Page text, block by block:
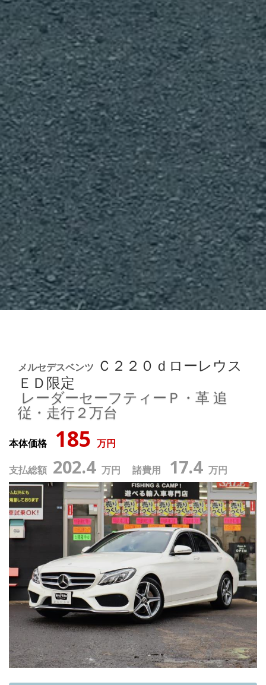
メルセデスベンツ Ｃ２２０ｄローレウス
ＥＤ限定
レーダーセーフティーＰ・革 追
従・走行２万台
本体価格 185 万円
支払総額 202.4 万円 諸費用 17.4 万円